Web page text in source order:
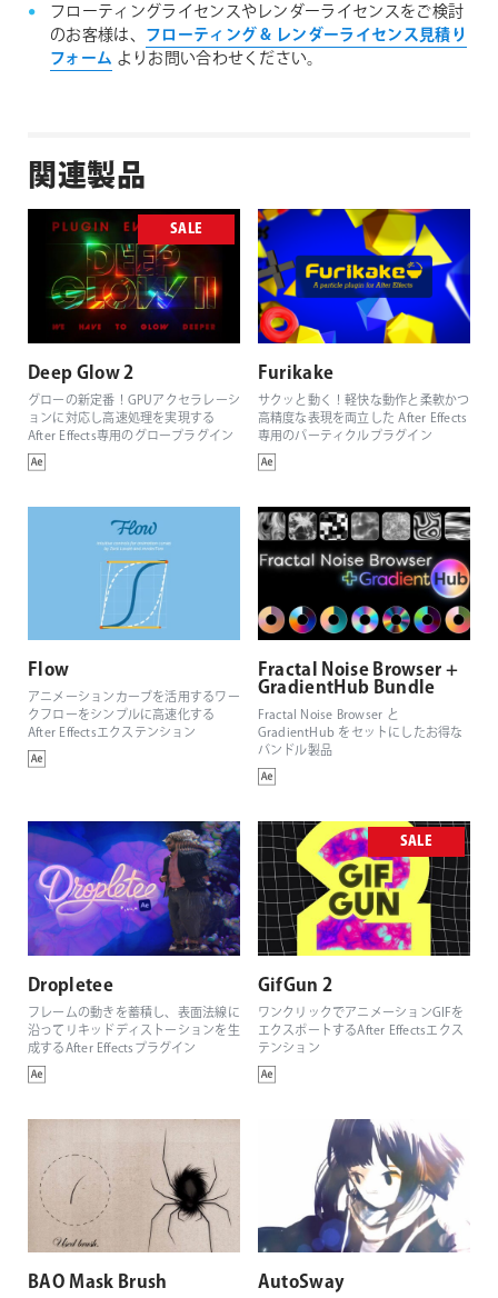
フローティングライセンスやレンダーライセンスをご検討
のお客様は、 フローティング & レンダーライセンス見積り
フォーム よりお問い合わせください。
関連製品
SALE
Deep Glow 2
グローの新定番！GPUアクセラレーシ
ョンに対応し高速処理を実現する
After Effects専用のグロープラグイン
Furikake
サクッと動く！軽快な動作と柔軟かつ
高精度な表現を両立した After Effects
専用のパーティクルプラグイン
Flow
アニメーションカーブを活用するワー
クフローをシンプルに高速化する
After Effectsエクステンション
Fractal Noise Browser +
GradientHub Bundle
Fractal Noise Browser と
GradientHub をセットにしたお得な
バンドル製品
Dropletee
フレームの動きを蓄積し、表面法線に
沿ってリキッドディストーションを生
成するAfter Effectsプラグイン
SALE
GifGun 2
ワンクリックでアニメーションGIFを
エクスポートするAfter Effectsエクス
テンション
BAO Mask Brush AutoSway